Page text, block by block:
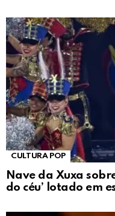
CULTURA POP
Nave da Xuxa
do céu’ lotado em